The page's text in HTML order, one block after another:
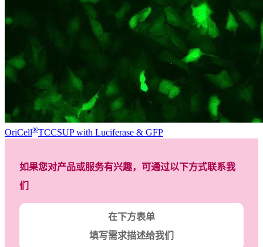
OriCell®TCCSUP with Luciferase & GFP
如果您对产品或服务有兴趣，可通过以下方式联系我
们
在下方表单
填写需求描述给我们